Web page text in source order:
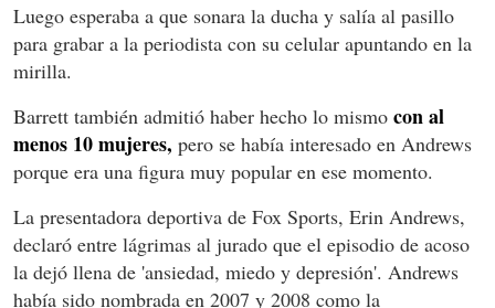
Luego esperaba a que sonara la ducha y salía al pasillo
para grabar a la periodista con su celular apuntando en la
mirilla.
Barrett también admitió haber hecho lo mismo con al
menos 10 mujeres, pero se había interesado en Andrews
porque era una figura muy popular en ese momento.
La presentadora deportiva de Fox Sports, Erin Andrews,
declaró entre lágrimas al jurado que el episodio de acoso
la dejó llena de 'ansiedad, miedo y depresión'. Andrews
había sido nombrada en 2007 y 2008 como la